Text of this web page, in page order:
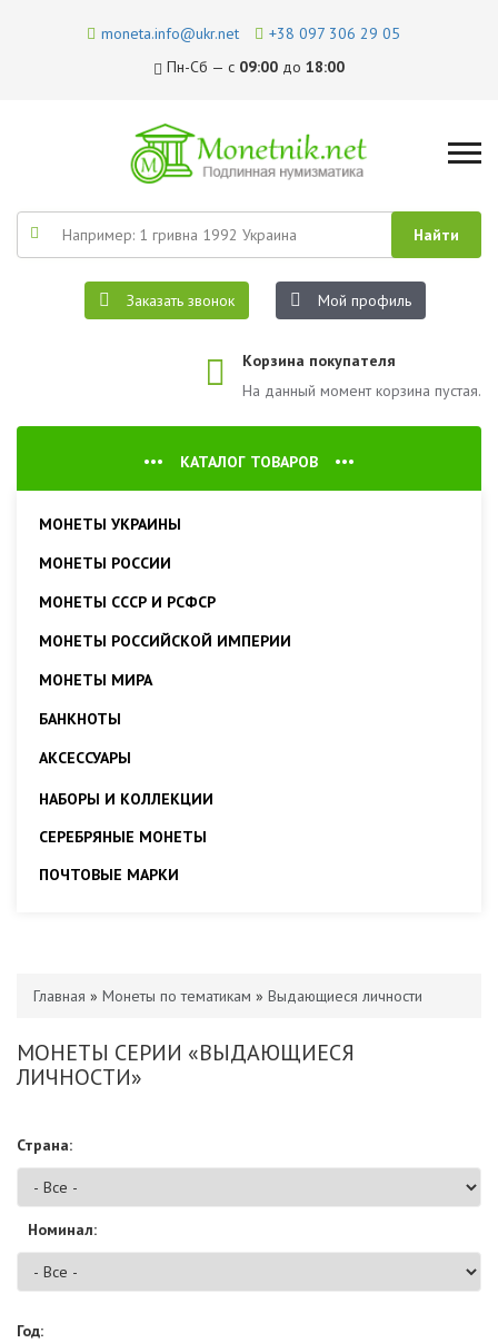
moneta.info@ukr.net
+38 097 306 29 05
Пн-Сб — с 09:00 до 18:00
Заказать звонок Мой профиль
Корзина покупателя
На данный момент корзина пустая.
КАТАЛОГ ТОВАРОВ
МОНЕТЫ УКРАИНЫ
МОНЕТЫ РОССИИ
МОНЕТЫ СССР И РСФСР
МОНЕТЫ РОССИЙСКОЙ ИМПЕРИИ
МОНЕТЫ МИРА
БАНКНОТЫ
АКСЕССУАРЫ
НАБОРЫ И КОЛЛЕКЦИИ
СЕРЕБРЯНЫЕ МОНЕТЫ
ПОЧТОВЫЕ МАРКИ
Главная » Монеты по тематикам » Выдающиеся личности
МОНЕТЫ СЕРИИ «ВЫДАЮЩИЕСЯ
ЛИЧНОСТИ»
Страна:
Номинал:
Год: